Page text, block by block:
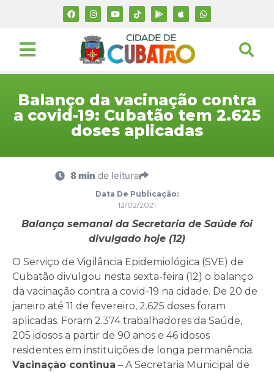
Balanço da vacinação contra
a covid-19: Cubatão tem 2.625
doses aplicadas
8 min de leitura
Data De Publicação:
12/02/2021
Balança semanal da Secretaria de Saúde foi
divulgado hoje (12)
O Serviço de Vigilância Epidemiológica (SVE) de
Cubatão divulgou nesta sexta-feira (12) o balanço
da vacinação contra a covid-19 na cidade. De 20 de
janeiro até 11 de fevereiro, 2.625 doses foram
aplicadas. Foram 2.374 trabalhadores da Saúde,
205 idosos a partir de 90 anos e 46 idosos
residentes em instituições de longa permanência.
Vacinação continua – A Secretaria Municipal de